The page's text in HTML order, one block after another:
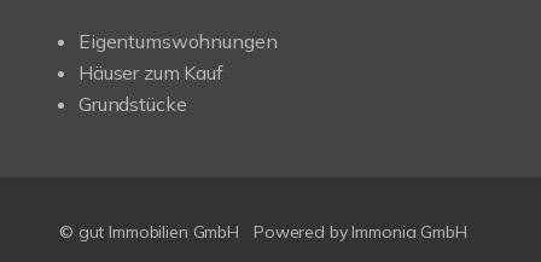
Eigentumswohnungen
Häuser zum Kauf
Grundstücke
© gut Immobilien GmbH Powered by Immonia GmbH